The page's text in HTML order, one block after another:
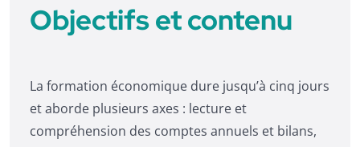
Objectifs et contenu
La formation économique dure jusqu’à cinq jours
et aborde plusieurs axes : lecture et
compréhension des comptes annuels et bilans,